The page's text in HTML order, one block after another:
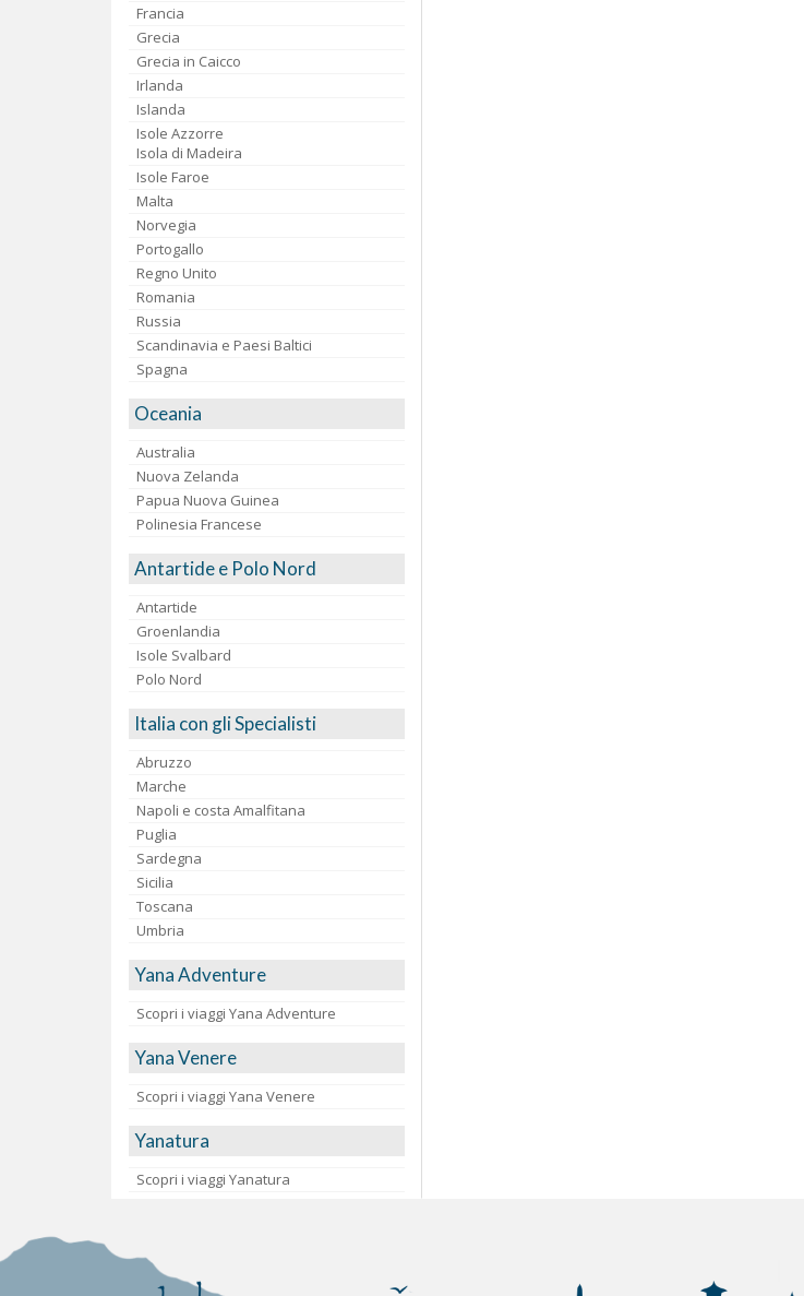
Francia
Grecia
Grecia in Caicco
Irlanda
Islanda
Isole Azzorre
Isola di Madeira
Isole Faroe
Malta
Norvegia
Portogallo
Regno Unito
Romania
Russia
Scandinavia e Paesi Baltici
Spagna
Oceania
Australia
Nuova Zelanda
Papua Nuova Guinea
Polinesia Francese
Antartide e Polo Nord
Antartide
Groenlandia
Isole Svalbard
Polo Nord
Italia con gli Specialisti
Abruzzo
Marche
Napoli e costa Amalfitana
Puglia
Sardegna
Sicilia
Toscana
Umbria
Yana Adventure
Scopri i viaggi Yana Adventure
Yana Venere
Scopri i viaggi Yana Venere
Yanatura
Scopri i viaggi Yanatura